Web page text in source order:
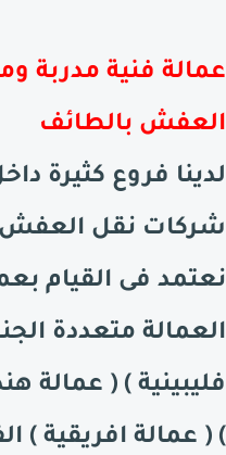
عمالة فنية مدربة
العفش بالطائف
لدينا فروع كثيرة
شركات نقل العفش
نعتمد فى القيام
العمالة متعددة
فليبينية ) ( عمالة
) ( عمالة افريقية )